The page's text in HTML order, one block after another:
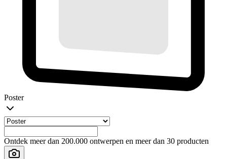
Poster
Ontdek meer dan 200.000 ontwerpen en meer dan 30 producten